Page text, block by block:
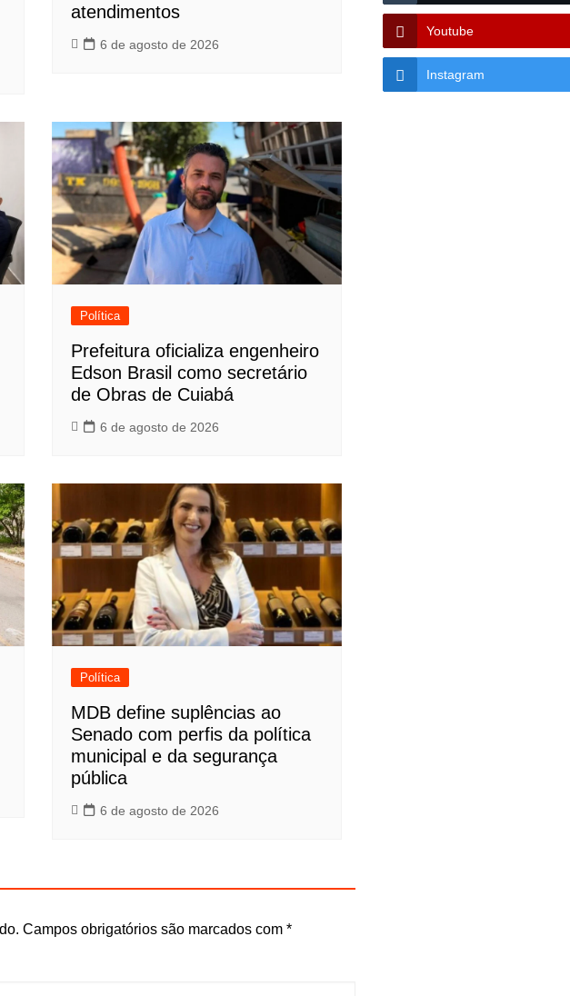
atendimentos
6 de agosto de 2026
Política
Prefeitura oficializa engenheiro
Edson Brasil como secretário
de Obras de Cuiabá
6 de agosto de 2026
Política
MDB define suplências ao
Senado com perfis da política
municipal e da segurança
pública
6 de agosto de 2026
Campos obrigatórios são marcados com *
Youtube
Instagram